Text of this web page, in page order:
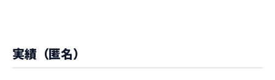
実績（匿名）